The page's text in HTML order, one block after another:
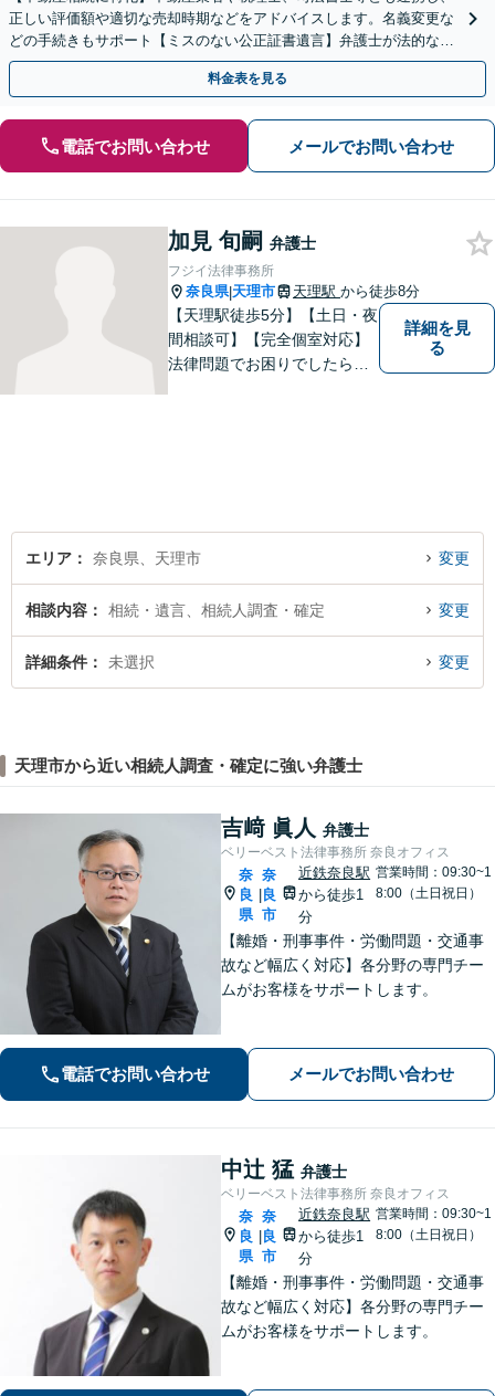
正しい評価額や適切な売却時期などをアドバイスします。名義変更な
どの手続きもサポート【ミスのない公正証書遺言】弁護士が法的な観
点から遺言書を作成します。
料金表を見る
電話でお問い合わせ メールでお問い合わせ
加見 旬嗣 弁護士
フジイ法律事務所
奈良県|天理市 天理駅 から徒歩8分
【天理駅徒歩5分】【土日・夜
間相談可】【完全個室対応】
法律問題でお困りでしたらお
詳細を見
る
エリア 奈良県、天理市 変更
相談内容 相続・遺言、相続人調査・確定 変更
詳細条件 未選択 変更
天理市から近い相続人調査・確定に強い弁護士
吉﨑 眞人 弁護士
ベリーベスト法律事務所 奈良オフィス
奈
良
県
奈
良
市
近鉄奈良駅
から徒歩1
分
営業時間：09:30~1
8:00（土日祝日）
【離婚・刑事事件・労働問題・交通事
故など幅広く対応】各分野の専門チー
ムがお客様をサポートします。
電話でお問い合わせ メールでお問い合わせ
中辻 猛 弁護士
ベリーベスト法律事務所 奈良オフィス
奈
良
県
奈
良
市
近鉄奈良駅
から徒歩1
分
営業時間：09:30~1
8:00（土日祝日）
【離婚・刑事事件・労働問題・交通事
故など幅広く対応】各分野の専門チー
ムがお客様をサポートします。